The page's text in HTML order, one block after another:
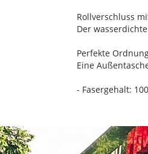
Rollverschluss
Der
Perfekte
Eine
- Fasergehalt: